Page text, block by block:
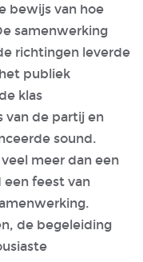
bewijs van hoe
samenwerking
richtingen leverde
publiek
klas
van de partij en
sound.
meer dan een
feest van
de begeleiding